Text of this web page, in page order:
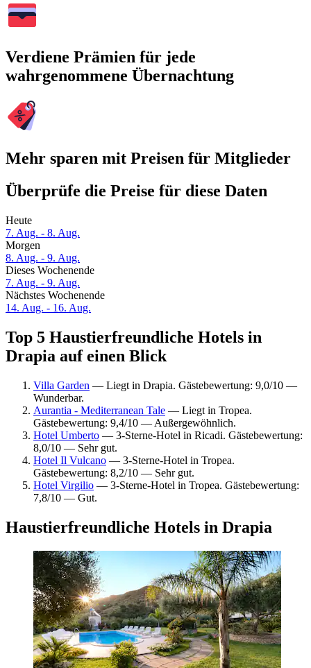
Verdiene Prämien für jede
wahrgenommene Übernachtung
Mehr sparen mit Preisen für Mitglieder
Überprüfe die Preise für diese Daten
Heute
7. Aug. - 8. Aug.
Morgen
8. Aug. - 9. Aug.
Dieses Wochenende
7. Aug. - 9. Aug.
Nächstes Wochenende
14. Aug. - 16. Aug.
Top 5 Haustierfreundliche Hotels in
Drapia auf einen Blick
Villa Garden — Liegt in Drapia. Gästebewertung: 9,0/10 —
Wunderbar.
Aurantia - Mediterranean Tale — Liegt in Tropea.
Gästebewertung: 9,4/10 — Außergewöhnlich.
Hotel Umberto — 3-Sterne-Hotel in Ricadi. Gästebewertung:
8,0/10 — Sehr gut.
Hotel Il Vulcano — 3-Sterne-Hotel in Tropea.
Gästebewertung: 8,2/10 — Sehr gut.
Hotel Virgilio — 3-Sterne-Hotel in Tropea. Gästebewertung:
7,8/10 — Gut.
Haustierfreundliche Hotels in Drapia